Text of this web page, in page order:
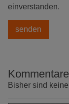
einverstanden.
Bisher sind